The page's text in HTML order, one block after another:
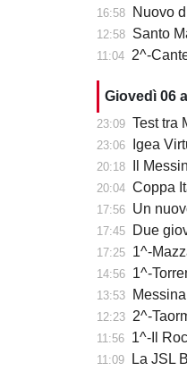
16:58 Nuovo
12:58 Santo
11:04 2^-
Giovedì 06
23:09 Test tra
23:06 Igea
20:18 Il
20:04 Coppa
17:56 Un
17:45 Due
17:25 1^-
14:56 1^-
13:53
12:23 2^-
11:56 1^-Il
11:09 La JSL